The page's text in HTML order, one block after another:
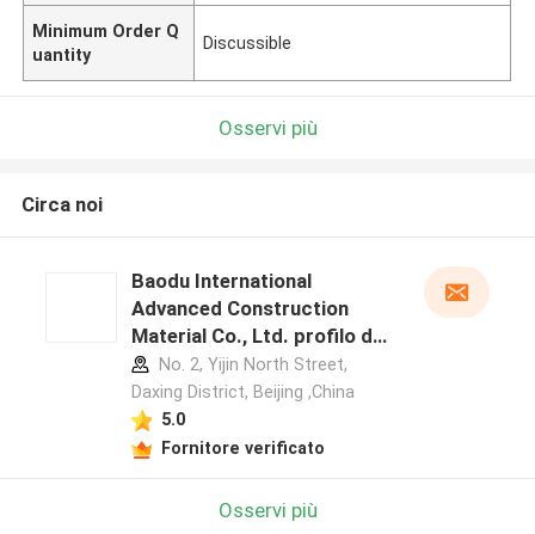
Minimum Order Q
uantity
Discussible
Osservi più
Circa noi
Baodu International
Advanced Construction
Material Co., Ltd. profilo del
produttore
No. 2, Yijin North Street,
Daxing District, Beijing ,China
5.0
Fornitore verificato
Osservi più